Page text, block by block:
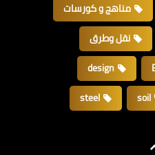
مناهج و كورسات
نقل وطرق
design
soil
steel